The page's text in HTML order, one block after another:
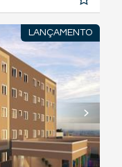
LANÇAMENTO